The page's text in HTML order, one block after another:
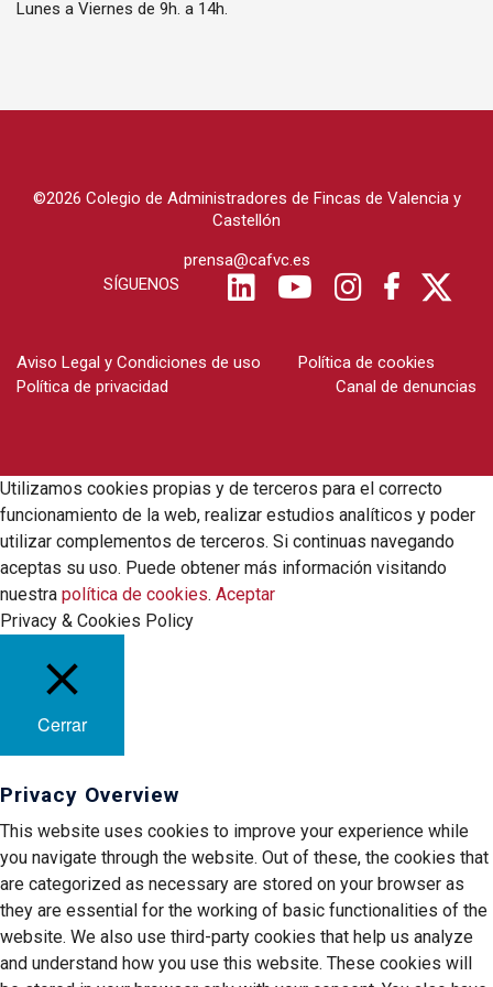
Lunes a Viernes de 9h. a 14h.
©2026 Colegio de Administradores de Fincas de Valencia y
Castellón
prensa@cafvc.es
SÍGUENOS
Aviso Legal y Condiciones de uso
Política de cookies
Política de privacidad
Canal de denuncias
Utilizamos cookies propias y de terceros para el correcto
funcionamiento de la web, realizar estudios analíticos y poder
utilizar complementos de terceros. Si continuas navegando
aceptas su uso. Puede obtener más información visitando
nuestra política de cookies. Aceptar
Privacy & Cookies Policy
Cerrar
Privacy Overview
This website uses cookies to improve your experience while
you navigate through the website. Out of these, the cookies that
are categorized as necessary are stored on your browser as
they are essential for the working of basic functionalities of the
website. We also use third-party cookies that help us analyze
and understand how you use this website. These cookies will